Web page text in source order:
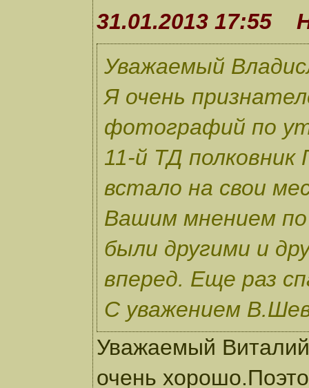
31.01.2013 17:55
Уважаемый
Я очень
фотографий по
11-й ТД полковник
встало на свои
Вашим мнением по
были другими и
вперед. Еще раз
С уважением
Уважаемый
очень